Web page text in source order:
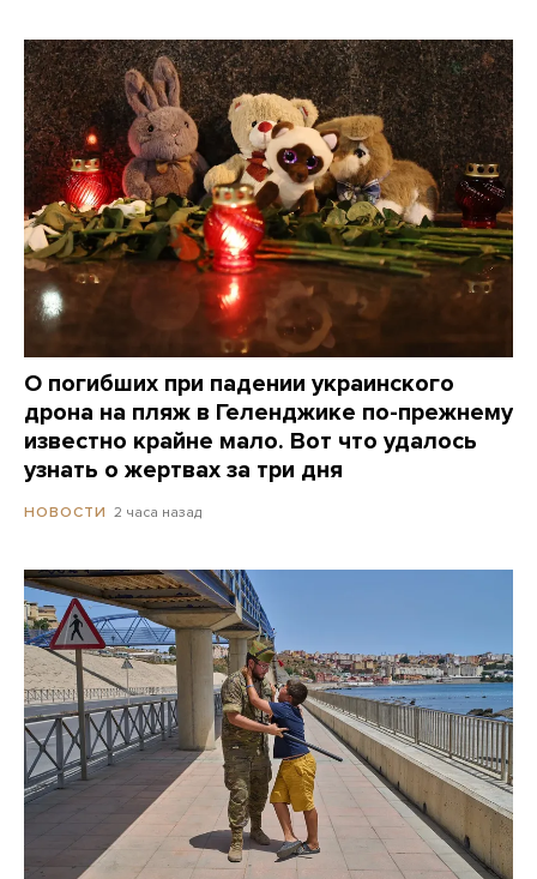
О погибших при падении украинского
дрона на пляж в Геленджике по-прежнему
известно крайне мало. Вот что удалось
узнать о жертвах за три дня
НОВОСТИ 2 часа назад